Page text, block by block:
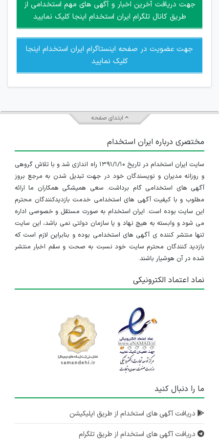
جمعی و چه فردی توسط کاربران سایت وجود ندارد.
جهت دریافت آخرین اخبار و آگهی های مهم استخدامی از
طریق کانال تلگرام ایران استخدام اینجا کلیک نمایید
جهت عضویت در صفحه اینستاگرام ایران استخدام اینجا
کلیک نمایید
ابتدای صفحه
مختصری درباره ایران استخدام
سایت ایران استخدام در تاریخ ۱۳۹۱/۱/۱۰ راه اندازی شد و با تلاش گروهی
و روزانه مدیران و نویسندگان خود در جهت تبدیل شدن به مرجع بروز
آگهی های استخدامی گام برداشت. سعی همیشگی همکاران ما ارائه
مطلوب و با کیفیت آگهی های استخدامی خدمت بازدیدکنندگان محترم
این سایت بوده است. ایران استخدام به صورت مستقل و خصوصی اداره
می شود و وابسته به هیچ نهاد و یا سازمان دولتی نمی باشد، این سایت
تنها منتشر کننده ی آگهی های استخدامی بوده و بنابراین لازم است که
بازدید کنندگان محترم سایت خود نسبت به صحت و سقم اخبار منتشر
شده در آن هوشیار باشند.
نماد اعتماد الکترونیکی
ما را دنبال کنید
دریافت آگهی های استخدام از طریق اپلیکیشن
دریافت آگهی های استخدام از طریق تلگرام